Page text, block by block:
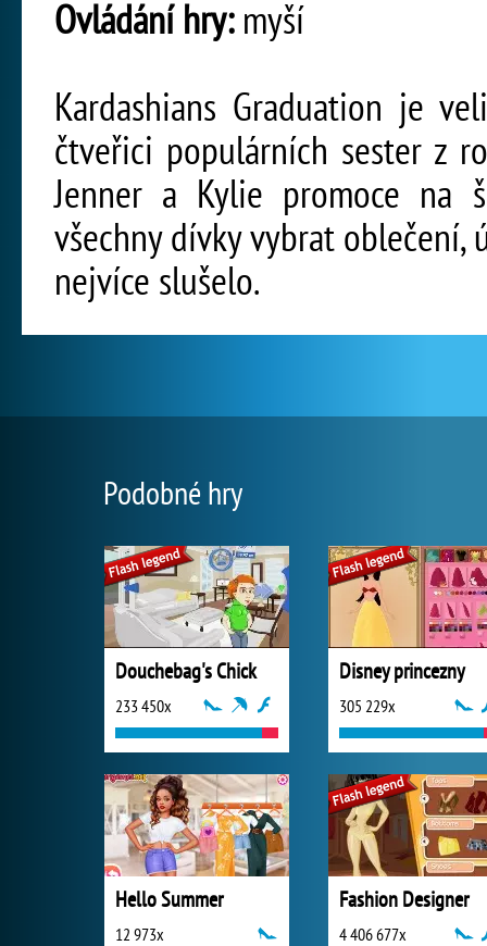
Ovládání hry:myší
Kardashians Graduation je
čtveřici populárních sester z
Jenner a Kylie promoce na
všechny dívky vybrat oblečení,
nejvíce slušelo.
Podobné hry
Douchebag's Chick
233 450x
Disney princezny
305 229x
Hello Summer
12 973x
Fashion Designer
4 406 677x